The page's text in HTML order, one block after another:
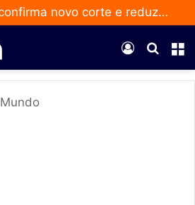
Banco Central confirma novo corte e reduz a taxa Selic para 14% ao ano
por
Entrar
Mundo